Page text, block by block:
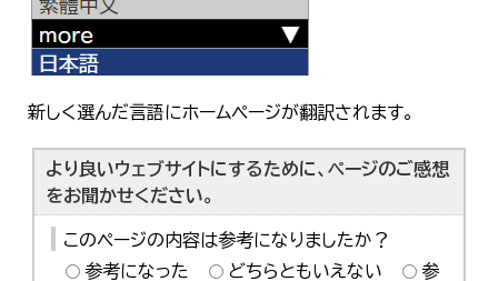
新しく選んだ言語にホームページが翻訳されます。
より良いウェブサイトにするために、ページのご感想
をお聞かせください。
このページの内容は参考になりましたか？
参考になった
どちらともいえない
参